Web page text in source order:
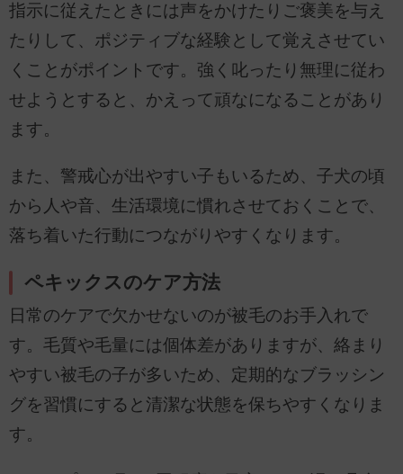
指示に従えたときには声をかけたりご褒美を与え
たりして、ポジティブな経験として覚えさせてい
くことがポイントです。強く叱ったり無理に従わ
せようとすると、かえって頑なになることがあり
ます。
また、警戒心が出やすい子もいるため、子犬の頃
から人や音、生活環境に慣れさせておくことで、
落ち着いた行動につながりやすくなります。
ペキックスのケア方法
日常のケアで欠かせないのが被毛のお手入れで
す。毛質や毛量には個体差がありますが、絡まり
やすい被毛の子が多いため、定期的なブラッシン
グを習慣にすると清潔な状態を保ちやすくなりま
す。